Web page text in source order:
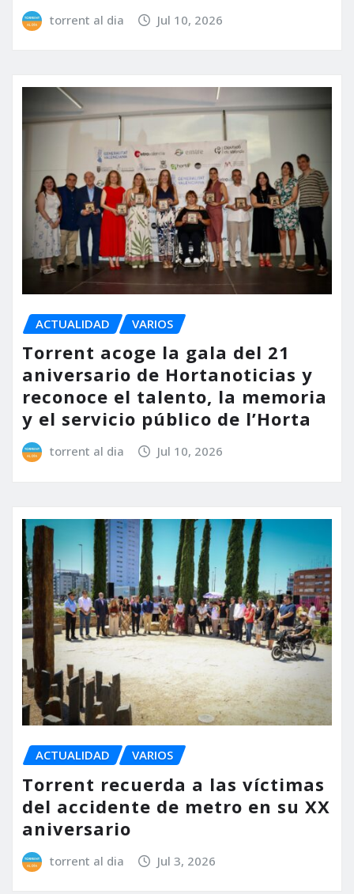
torrent al dia Jul 10, 2026
ACTUALIDAD VARIOS
Torrent acoge la gala del 21
aniversario de Hortanoticias y
reconoce el talento, la memoria
y el servicio público de l’Horta
torrent al dia Jul 10, 2026
ACTUALIDAD VARIOS
Torrent recuerda a las víctimas
del accidente de metro en su XX
aniversario
torrent al dia Jul 3, 2026